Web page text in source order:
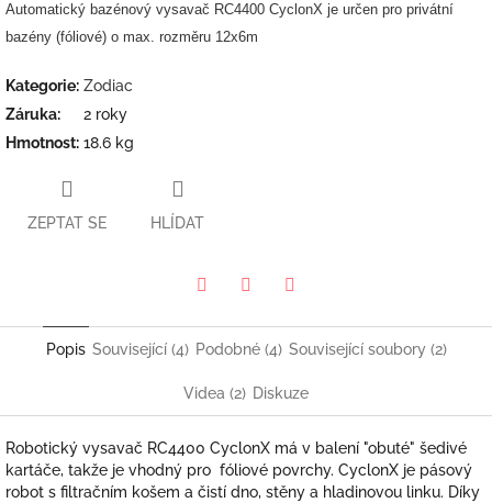
Automatický bazénový vysavač RC4400 CyclonX je určen pro privátní
bazény (fóliové) o max. rozměru 12x6m
Kategorie: Zodiac
Záruka:
2 roky
Hmotnost: 18.6 kg
ZEPTAT SE HLÍDAT
Popis Související (4) Podobné (4) Související soubory (2)
Videa (2) Diskuze
Robotický vysavač RC4400 CyclonX má v balení "obuté" šedivé
kartáče, takže je vhodný pro fóliové povrchy. CyclonX je pásový
robot s filtračním košem a čistí dno, stěny a hladinovou linku. Díky